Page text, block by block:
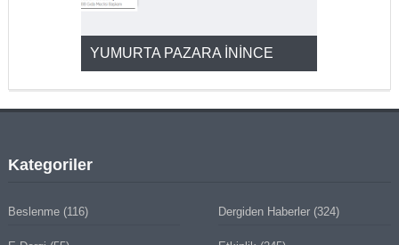
YUMURTA PAZARA İNİNCE
Kategoriler
Beslenme(116) Dergiden Haberler (324)